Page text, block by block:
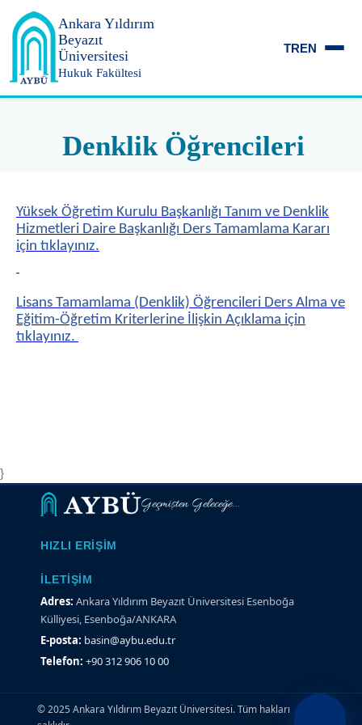
Ankara Yıldırım
Beyazıt
Üniversitesi
Hukuk Fakültesi
TREN
Denklik Öğrencileri
Yüksek Öğretim Kurulu Başkanlığı Tanım ve Denklik
Hizmetleri Daire Başkanlığı Ders Tamamlama Kararı
için tıklayınız.
Lisans Tamamlama (Denklik) Öğrencileri Ders Alma ve
Eğitim-Öğretim Kriterlerine İlişkin Açıklama için
tıklayınız.
}
Geçmişten Geleceğe...
HIZLI ERIŞIM
İLETIŞIM
Adres: Ankara Yıldırım Beyazıt Üniversitesi Esenboğa
Külliyesi, Esenboğa/ANKARA
E-posta: basin@aybu.edu.tr
Telefon: +90 312 906 10 00
© 2025 Ankara Yıldırım Beyazıt Üniversitesi. Tüm hakları